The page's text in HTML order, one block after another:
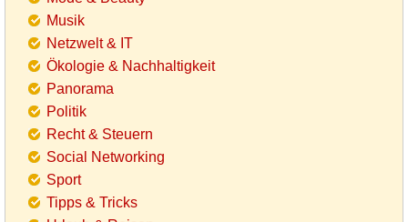
Musik
Netzwelt & IT
Ökologie & Nachhaltigkeit
Panorama
Politik
Recht & Steuern
Social Networking
Sport
Tipps & Tricks